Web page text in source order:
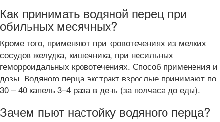
Как принимать водяной перец при
обильных месячных?
Кроме того, применяют при кровотечениях из мелких
сосудов желудка, кишечника, при несильных
геморроидальных кровотечениях. Способ применения и
дозы. Водяного перца экстракт взрослые принимают по
30 – 40 капель 3–4 раза в день (за полчаса до еды).
Зачем пьют настойку водяного перца?